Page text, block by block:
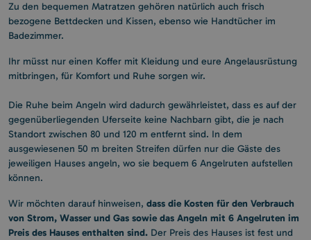
Zu den bequemen Matratzen gehören natürlich auch frisch
bezogene Bettdecken und Kissen, ebenso wie Handtücher im
Badezimmer.
Ihr müsst nur einen Koffer mit Kleidung und eure Angelausrüstung
mitbringen, für Komfort und Ruhe sorgen wir.
Die Ruhe beim Angeln wird dadurch gewährleistet, dass es auf der
gegenüberliegenden Uferseite keine Nachbarn gibt, die je nach
Standort zwischen 80 und 120 m entfernt sind. In dem
ausgewiesenen 50 m breiten Streifen dürfen nur die Gäste des
jeweiligen Hauses angeln, wo sie bequem 6 Angelruten aufstellen
können.
Wir möchten darauf hinweisen, dass die Kosten für den Verbrauch
von Strom, Wasser und Gas sowie das Angeln mit 6 Angelruten im
Preis des Hauses enthalten sind. Der Preis des Hauses ist fest und